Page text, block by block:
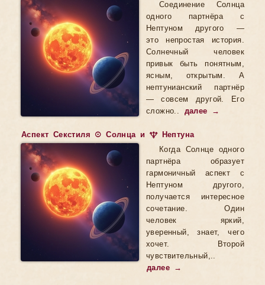
Соединение Солнца
одного партнёра с
Нептуном другого —
это непростая история.
Солнечный человек
привык быть понятным,
ясным, открытым. А
нептунианский партнёр
— совсем другой. Его
сложно.. далее →
Аспект Секстиля ☉ Солнца и ♆ Нептуна
Когда Солнце одного
партнёра образует
гармоничный аспект с
Нептуном другого,
получается интересное
сочетание. Один
человек яркий,
уверенный, знает, чего
хочет. Второй
чувствительный,..
далее →